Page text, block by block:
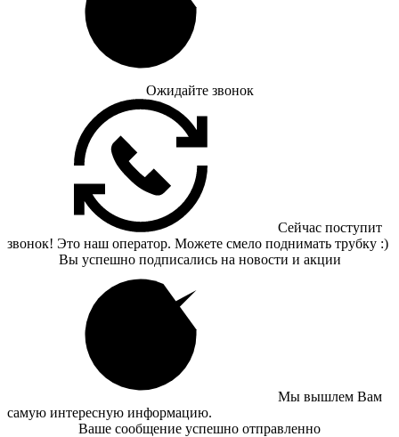
Ожидайте звонок
Сейчас поступит
звонок! Это наш оператор. Можете смело поднимать трубку :)
Вы успешно подписались на новости и акции
Мы вышлем Вам
самую интересную информацию.
Ваше сообщение успешно отправленно